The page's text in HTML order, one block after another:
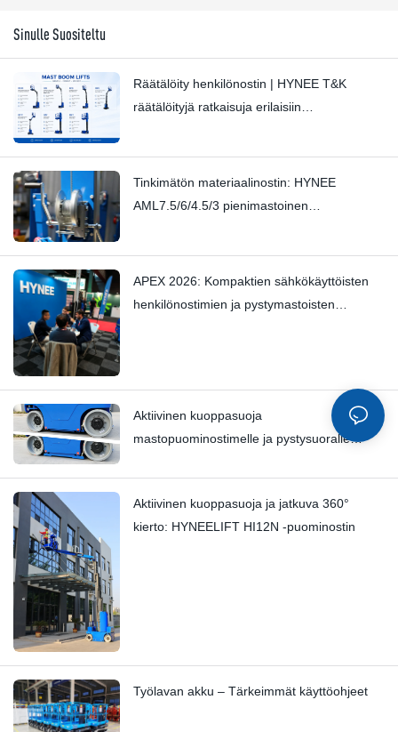
Sinulle Suositeltu
Räätälöity henkilönostin | HYNEE T&K
räätälöityjä ratkaisuja erilaisiin
Tinkimätön materiaalinostin: HYNEE
AML7.5/6/4.5/3 pienimastoinen
APEX 2026: Kompaktien sähkökäyttöisten
henkilönostimien ja pystymastoisten
Aktiivinen kuoppasuoja
mastopuominostimelle ja pystysuoralle
Aktiivinen kuoppasuoja ja jatkuva 360°
kierto: HYNEELIFT HI12N -puominostin
Työlavan akku – Tärkeimmät käyttöohjeet